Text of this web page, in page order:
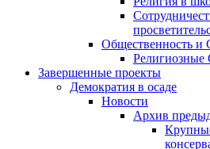
Общественность
Завершенные проекты
Демократия в осаде
Новости
Архив